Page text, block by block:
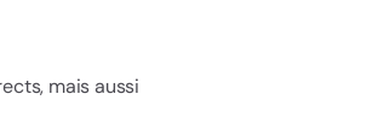
mais aussi